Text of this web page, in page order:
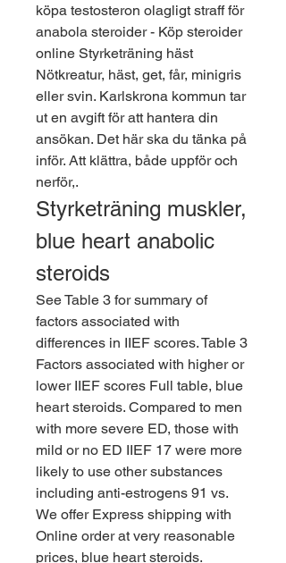
köpa testosteron olagligt straff för
anabola steroider - Köp steroider
online Styrketräning häst
Nötkreatur, häst, get, får, minigris
eller svin. Karlskrona kommun tar
ut en avgift för att hantera din
ansökan. Det här ska du tänka på
inför. Att klättra, både uppför och
nerför,.
Styrketräning muskler,
blue heart anabolic
steroids
See Table 3 for summary of
factors associated with
differences in IIEF scores. Table 3
Factors associated with higher or
lower IIEF scores Full table, blue
heart steroids. Compared to men
with more severe ED, those with
mild or no ED IIEF 17 were more
likely to use other substances
including anti-estrogens 91 vs.
We offer Express shipping with
Online order at very reasonable
prices, blue heart steroids.